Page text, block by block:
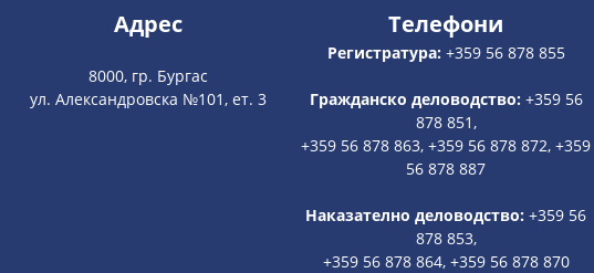
Адрес
8000, гр. Бургас
ул. Александровска №101, ет. 3
Телефони
Регистратура: +359 56 878 855
Гражданско деловодство: +359 56
878 851,
+359 56 878 863, +359 56 878 872, +359
56 878 887
Наказателно деловодство:+359 56
878 853,
+359 56 878 864, +359 56 878 870